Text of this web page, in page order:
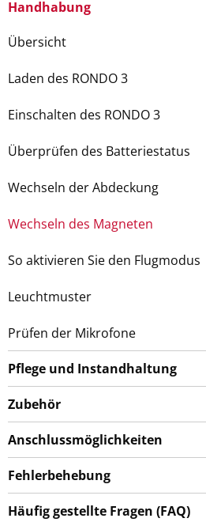
Handhabung
Übersicht
Laden des RONDO 3
Einschalten des RONDO 3
Überprüfen des Batteriestatus
Wechseln der Abdeckung
Wechseln des Magneten
So aktivieren Sie den Flugmodus
Leuchtmuster
Prüfen der Mikrofone
Pflege und Instandhaltung
Zubehör
Anschlussmöglichkeiten
Fehlerbehebung
Häufig gestellte Fragen (FAQ)